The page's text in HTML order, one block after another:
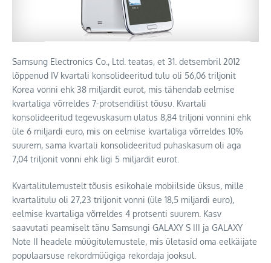
Samsung Electronics Co., Ltd. teatas, et 31. detsembril 2012
lõppenud IV kvartali konsolideeritud tulu oli 56,06 triljonit
Korea vonni ehk 38 miljardit eurot, mis tähendab eelmise
kvartaliga võrreldes 7-protsendilist tõusu. Kvartali
konsolideeritud tegevuskasum ulatus 8,84 triljoni vonnini ehk
üle 6 miljardi euro, mis on eelmise kvartaliga võrreldes 10%
suurem, sama kvartali konsolideeritud puhaskasum oli aga
7,04 triljonit vonni ehk ligi 5 miljardit eurot.
Kvartalitulemustelt tõusis esikohale mobiilside üksus, mille
kvartalitulu oli 27,23 triljonit vonni (üle 18,5 miljardi euro),
eelmise kvartaliga võrreldes 4 protsenti suurem. Kasv
saavutati peamiselt tänu Samsungi GALAXY S III ja GALAXY
Note II headele müügitulemustele, mis ületasid oma eelkäijate
populaarsuse rekordmüügiga rekordaja jooksul.